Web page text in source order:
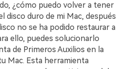
¿cómo puedo volver a tener
disco duro de mi Mac, después
no se ha podido restaurar a
ello, puedes solucionarlo
de Primeros Auxilios en la
Mac.󠀲󠀡󠀩󠀣󠀡󠀣󠀠󠀡󠀣󠀳󠀰 Esta herramienta